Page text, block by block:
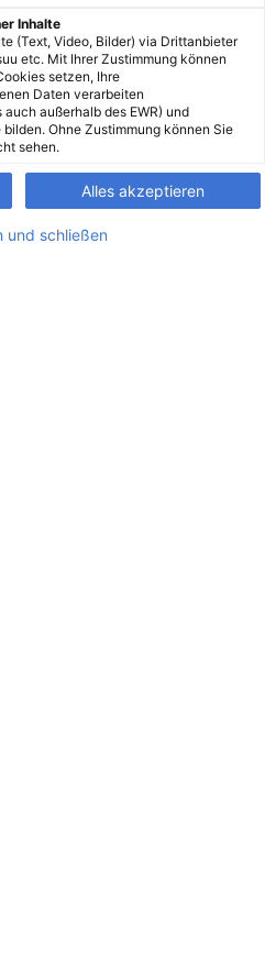
Inhalte
(Text, Video, Bilder) via Drittanbieter
etc. Mit Ihrer Zustimmung können
setzen, Ihre
Daten verarbeiten
außerhalb des EWR) und
Ohne Zustimmung können Sie
sehen.
Alles akzeptieren
und schließen